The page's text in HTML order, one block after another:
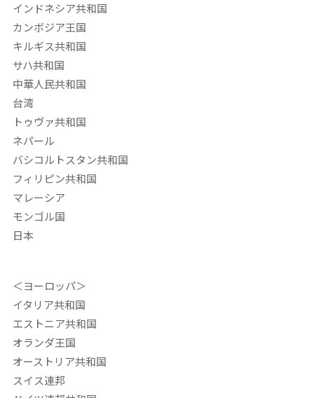
インドネシア共和国
カンボジア王国
キルギス共和国
サハ共和国
中華人民共和国
台湾
トゥヴァ共和国
ネパール
バシコルトスタン共和国
フィリピン共和国
マレーシア
モンゴル国
日本
＜ヨーロッパ＞
イタリア共和国
エストニア共和国
オランダ王国
オーストリア共和国
スイス連邦